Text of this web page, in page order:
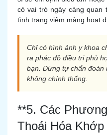
có vai trò ngày càng quan
tình trạng viêm màng hoạt
Chỉ có hình ảnh y khoa
ra phác đồ điều trị phù
bạn. Đừng tự chẩn đoán
không chính thống.
**5. Các
Thoái Hóa